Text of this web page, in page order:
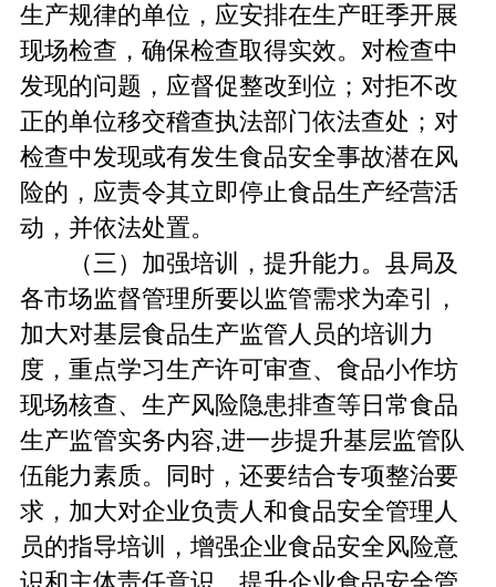
生产规律的单位，应安排在生产旺季开展
现场检查，确保检查取得实效。对检查中
发现的问题，应督促整改到位；对拒不改
正的单位移交稽查执法部门依法查处；对
检查中发现或有发生食品安全事故潜在风
险的，应责令其立即停止食品生产经营活
动，并依法处置。
（三）加强培训，提升能力。县局及
各市场监督管理所要以监管需求为牵引，
加大对基层食品生产监管人员的培训力
度，重点学习生产许可审查、食品小作坊
现场核查、生产风险隐患排查等日常食品
生产监管实务内容,进一步提升基层监管队
伍能力素质。同时，还要结合专项整治要
求，加大对企业负责人和食品安全管理人
员的指导培训，增强企业食品安全风险意